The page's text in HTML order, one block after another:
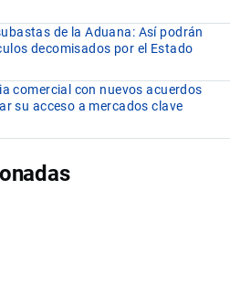
de la Aduana: Así podrán
decomisados por el Estado
comercial con nuevos acuerdos
su acceso a mercados clave